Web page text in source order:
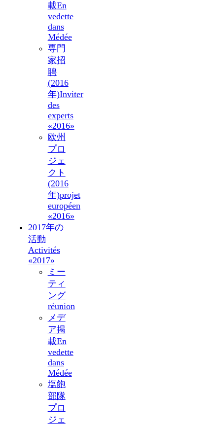
載En
vedette
dans
Médée
専門
家招
聘
(2016
年)Inviter
des
experts
«2016»
欧州
プロ
ジェ
クト
(2016
年)projet
européen
«2016»
2017年の
活動
Activités
«2017»
ミー
ティ
ング
réunion
メデ
ア掲
載En
vedette
dans
Médée
塩飽
部隊
プロ
ジェ